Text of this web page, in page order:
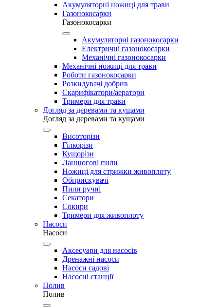
Акумуляторні ножиці для трави
Газонокосарки
Газонокосарки
Акумуляторні газонокосарки
Електричні газонокосарки
Механічні газонокосарки
Механічні ножиці для трави
Роботи газонокосарки
Розкидувачі добрив
Скарифікатори/аератори
Тримери для трави
Догляд за деревами та кущами
Догляд за деревами та кущами
Висоторізи
Гілкорізи
Кущорізи
Ланцюгові пили
Ножиці для стрижки живоплоту
Обприскувачі
Пили ручні
Секатори
Сокири
Тримери для живоплоту
Насоси
Насоси
Аксесуари для насосів
Дренажні насоси
Насоси садові
Насосні станції
Полив
Полив